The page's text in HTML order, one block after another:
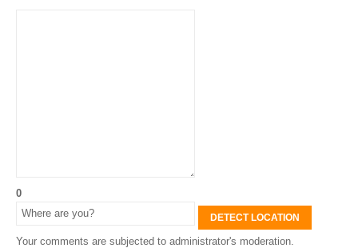
0
DETECT LOCATION
Your comments are subjected to administrator's moderation.